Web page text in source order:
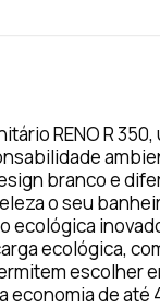
RENO R
branco e
o seu
ecológica
ecológica,
escolher
economia de até